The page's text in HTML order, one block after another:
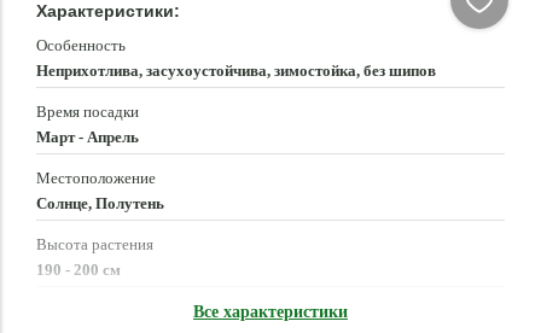
Характеристики:
Особенность
Неприхотлива, засухоустойчива, зимостойка, без шипов
Время посадки
Март - Апрель
Местоположение
Солнце, Полутень
Высота растения
190 - 200 см
Все характеристики